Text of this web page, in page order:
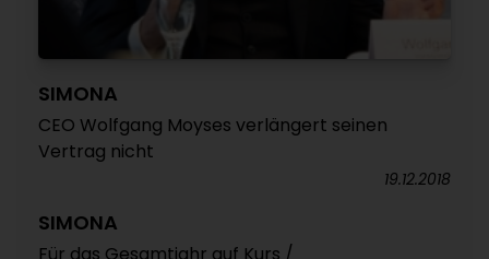
SIMONA
CEO Wolfgang Moyses verlängert seinen
Vertrag nicht
19.12.2018
SIMONA